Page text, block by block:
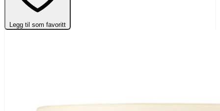
Legg til som favoritt